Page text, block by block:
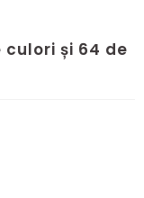
și 64 de